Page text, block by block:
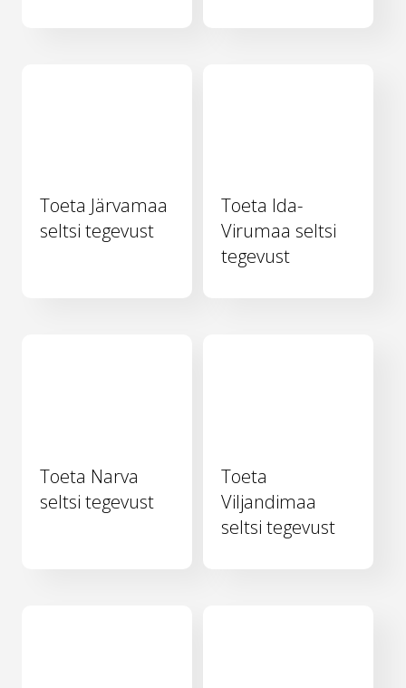
Toeta Järvamaa
seltsi tegevust
Toeta Ida-
Virumaa seltsi
tegevust
Toeta Narva
seltsi tegevust
Toeta
Viljandimaa
seltsi tegevust